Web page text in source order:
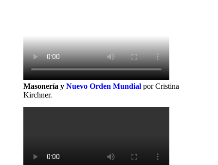
Masonería y Nuevo Orden Mundial por Cristina
Kirchner.